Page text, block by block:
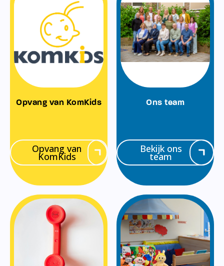
Opvang van KomKids
Opvang van
KomKids
Ons team
Bekijk ons
team